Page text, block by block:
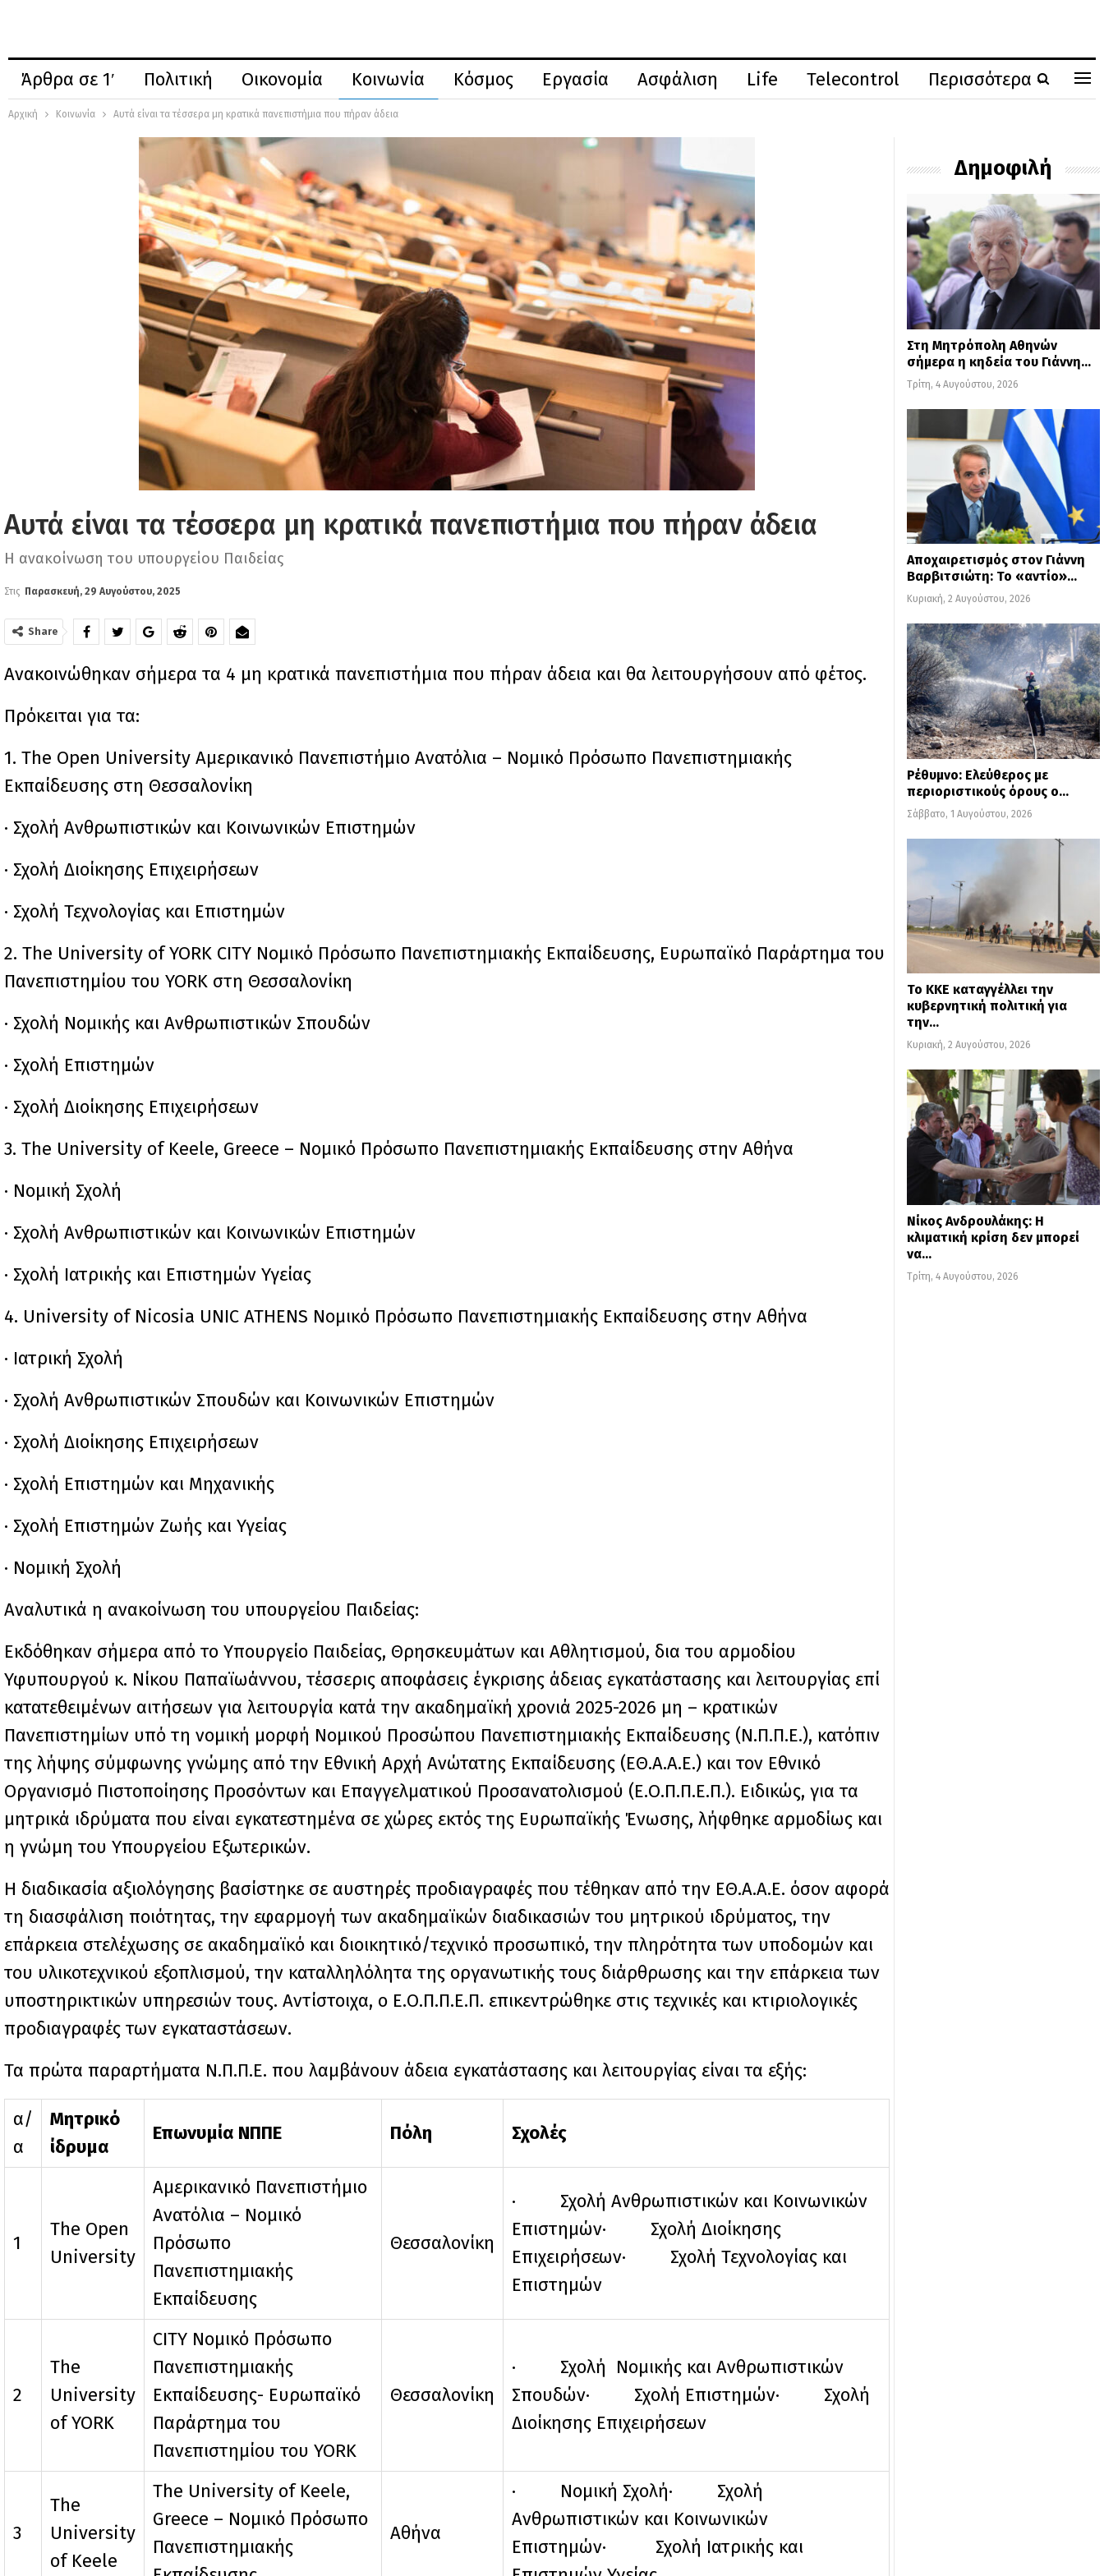
Άρθρα σε 1′ Πολιτική Οικονομία Κοινωνία Κόσμος Εργασία Ασφάλιση Life Telecontrol Περισσότερα
Αρχική Κοινωνία Αυτά είναι τα τέσσερα μη κρατικά πανεπιστήμια που πήραν άδεια
Αυτά είναι τα τέσσερα μη κρατικά πανεπιστήμια που πήραν άδεια
Η ανακοίνωση του υπουργείου Παιδείας
Στις Παρασκευή, 29 Αυγούστου, 2025
Share
Ανακοινώθηκαν σήμερα τα 4 μη κρατικά πανεπιστήμια που πήραν άδεια και θα λειτουργήσουν από φέτος.
Πρόκειται για τα:
1. The Open University Αμερικανικό Πανεπιστήμιο Ανατόλια – Νομικό Πρόσωπο Πανεπιστημιακής
Εκπαίδευσης στη Θεσσαλονίκη
· Σχολή Ανθρωπιστικών και Κοινωνικών Επιστημών
· Σχολή Διοίκησης Επιχειρήσεων
· Σχολή Τεχνολογίας και Επιστημών
2. The University of YORK CITY Νομικό Πρόσωπο Πανεπιστημιακής Εκπαίδευσης, Ευρωπαϊκό Παράρτημα του
Πανεπιστημίου του YORK στη Θεσσαλονίκη
· Σχολή Νομικής και Ανθρωπιστικών Σπουδών
· Σχολή Επιστημών
· Σχολή Διοίκησης Επιχειρήσεων
3. The University of Keele, Greece – Νομικό Πρόσωπο Πανεπιστημιακής Εκπαίδευσης στην Αθήνα
· Νομική Σχολή
· Σχολή Ανθρωπιστικών και Κοινωνικών Επιστημών
· Σχολή Ιατρικής και Επιστημών Υγείας
4. University of Nicosia UNIC ATHENS Νομικό Πρόσωπο Πανεπιστημιακής Εκπαίδευσης στην Αθήνα
· Ιατρική Σχολή
· Σχολή Ανθρωπιστικών Σπουδών και Κοινωνικών Επιστημών
· Σχολή Διοίκησης Επιχειρήσεων
· Σχολή Επιστημών και Μηχανικής
· Σχολή Επιστημών Ζωής και Υγείας
· Νομική Σχολή
Αναλυτικά η ανακοίνωση του υπουργείου Παιδείας:
Εκδόθηκαν σήμερα από το Υπουργείο Παιδείας, Θρησκευμάτων και Αθλητισμού, δια του αρμοδίου
Υφυπουργού κ. Νίκου Παπαϊωάννου, τέσσερις αποφάσεις έγκρισης άδειας εγκατάστασης και λειτουργίας επί
κατατεθειμένων αιτήσεων για λειτουργία κατά την ακαδημαϊκή χρονιά 2025-2026 μη – κρατικών
Πανεπιστημίων υπό τη νομική μορφή Νομικού Προσώπου Πανεπιστημιακής Εκπαίδευσης (Ν.Π.Π.Ε.), κατόπιν
της λήψης σύμφωνης γνώμης από την Εθνική Αρχή Ανώτατης Εκπαίδευσης (ΕΘ.Α.Α.Ε.) και τον Εθνικό
Οργανισμό Πιστοποίησης Προσόντων και Επαγγελματικού Προσανατολισμού (Ε.Ο.Π.Π.Ε.Π.). Ειδικώς, για τα
μητρικά ιδρύματα που είναι εγκατεστημένα σε χώρες εκτός της Ευρωπαϊκής Ένωσης, λήφθηκε αρμοδίως και
η γνώμη του Υπουργείου Εξωτερικών.
Η διαδικασία αξιολόγησης βασίστηκε σε αυστηρές προδιαγραφές που τέθηκαν από την ΕΘ.Α.Α.Ε. όσον αφορά
τη διασφάλιση ποιότητας, την εφαρμογή των ακαδημαϊκών διαδικασιών του μητρικού ιδρύματος, την
επάρκεια στελέχωσης σε ακαδημαϊκό και διοικητικό/τεχνικό προσωπικό, την πληρότητα των υποδομών και
του υλικοτεχνικού εξοπλισμού, την καταλληλόλητα της οργανωτικής τους διάρθρωσης και την επάρκεια των
υποστηρικτικών υπηρεσιών τους. Αντίστοιχα, ο Ε.Ο.Π.Π.Ε.Π. επικεντρώθηκε στις τεχνικές και κτιριολογικές
προδιαγραφές των εγκαταστάσεων.
Τα πρώτα παραρτήματα Ν.Π.Π.Ε. που λαμβάνουν άδεια εγκατάστασης και λειτουργίας είναι τα εξής:
α/
α
Μητρικό
ίδρυμα
Επωνυμία ΝΠΠΕ Πόλη Σχολές
1
The Open
University
Αμερικανικό Πανεπιστήμιο
Ανατόλια – Νομικό
Πρόσωπο
Πανεπιστημιακής
Εκπαίδευσης
Θεσσαλονίκη
· Σχολή Ανθρωπιστικών και Κοινωνικών
Επιστημών· Σχολή Διοίκησης
Επιχειρήσεων· Σχολή Τεχνολογίας και
Επιστημών
2
The
University
of YORK
CITY Νομικό Πρόσωπο
Πανεπιστημιακής
Εκπαίδευσης- Ευρωπαϊκό
Παράρτημα του
Πανεπιστημίου του YORK
Θεσσαλονίκη
· Σχολή Νομικής και Ανθρωπιστικών
Σπουδών· Σχολή Επιστημών· Σχολή
Διοίκησης Επιχειρήσεων
3
The
University
of Keele
The University of Keele,
Greece – Νομικό Πρόσωπο
Πανεπιστημιακής
Αθήνα
· Νομική Σχολή· Σχολή
Ανθρωπιστικών και Κοινωνικών
Επιστημών· Σχολή Ιατρικής και
Δημοφιλή
Στη Μητρόπολη Αθηνών
σήμερα η κηδεία του Γιάννη…
Τρίτη, 4 Αυγούστου, 2026
Αποχαιρετισμός στον Γιάννη
Βαρβιτσιώτη: Το «αντίο»…
Κυριακή, 2 Αυγούστου, 2026
Ρέθυμνο: Ελεύθερος με
περιοριστικούς όρους ο…
Σάββατο, 1 Αυγούστου, 2026
Το ΚΚΕ καταγγέλλει την
κυβερνητική πολιτική για
την…
Κυριακή, 2 Αυγούστου, 2026
Νίκος Ανδρουλάκης: Η
κλιματική κρίση δεν μπορεί
να…
Τρίτη, 4 Αυγούστου, 2026